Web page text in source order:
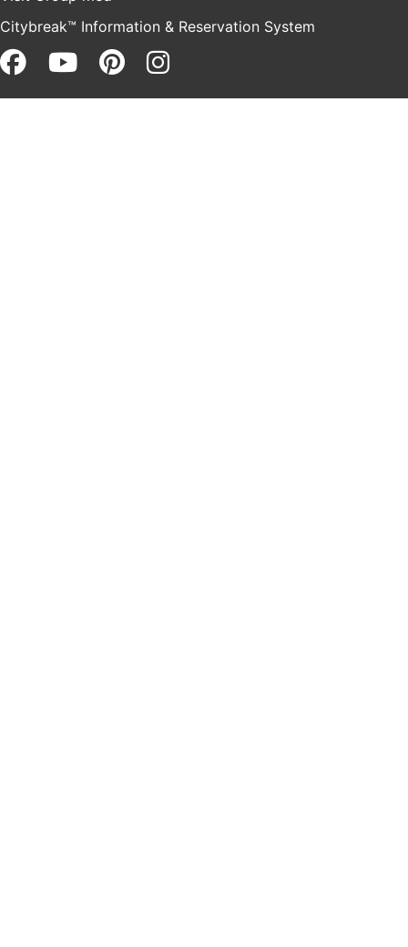
Citybreak™ Information & Reservation System
Facebook (opens in a new
Youtube (opens in a new
Pinterest (opens in a
Instagram (opens